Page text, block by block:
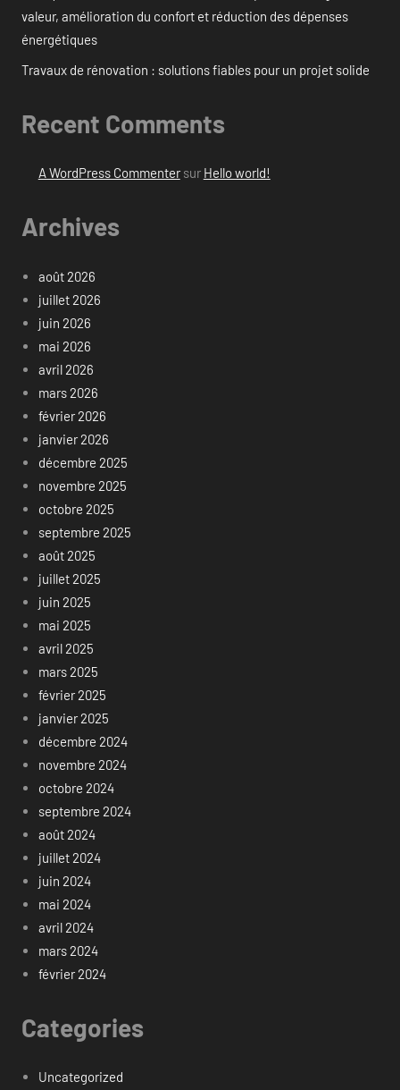
valeur, amélioration du confort et réduction des dépenses
énergétiques
Travaux de rénovation : solutions fiables pour un projet solide
Recent Comments
A WordPress Commentersur Hello world!
Archives
août 2026
juillet 2026
juin 2026
mai 2026
avril 2026
mars 2026
février 2026
janvier 2026
décembre 2025
novembre 2025
octobre 2025
septembre 2025
août 2025
juillet 2025
juin 2025
mai 2025
avril 2025
mars 2025
février 2025
janvier 2025
décembre 2024
novembre 2024
octobre 2024
septembre 2024
août 2024
juillet 2024
juin 2024
mai 2024
avril 2024
mars 2024
février 2024
Categories
Uncategorized